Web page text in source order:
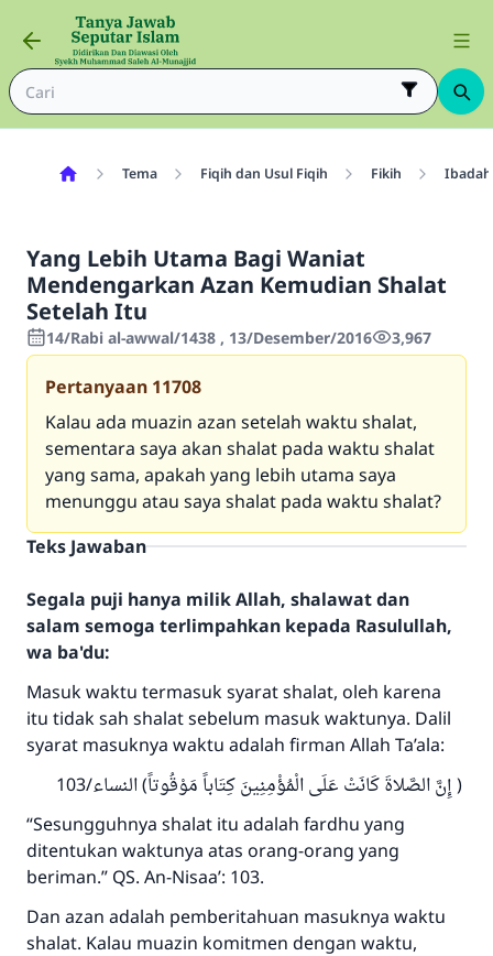
Tema Fiqih dan Usul Fiqih Fikih
Yang Lebih Utama Bagi Waniat
Mendengarkan Azan Kemudian Shalat
Setelah Itu
14/Rabi al-awwal/1438 , 13/Desember/2016 3,967
Pertanyaan 11708
Kalau ada muazin azan setelah waktu shalat,
sementara saya akan shalat pada waktu shalat
yang sama, apakah yang lebih utama saya
menunggu atau saya shalat pada waktu shalat?
Teks Jawaban
Segala puji hanya milik Allah, shalawat dan
salam semoga terlimpahkan kepada Rasulullah,
wa ba'du:
Masuk waktu termasuk syarat shalat, oleh karena
itu tidak sah shalat sebelum masuk waktunya. Dalil
syarat masuknya waktu adalah firman Allah Ta’ala:
( إِنَّ الصَّلاةَ كَانَتْ عَلَى الْمُؤْمِنِينَ كِتَاباً مَوْقُوتاً) النساء/103
“Sesungguhnya shalat itu adalah fardhu yang
ditentukan waktunya atas orang-orang yang
beriman.” QS. An-Nisaa’: 103.
Dan azan adalah pemberitahuan masuknya waktu
shalat. Kalau muazin komitmen dengan waktu,
Jawaban no. 110845
menyelamatkan pernikahan.
Bantu kami dalam memberikan jawaban untuk umat